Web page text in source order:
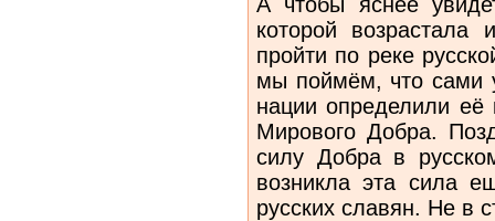
которой возрастала
пройти по реке
мы поймём, что сами
нации определили её
Мирового Добра.
силу Добра в
возникла эта сила
русских славян. Не в